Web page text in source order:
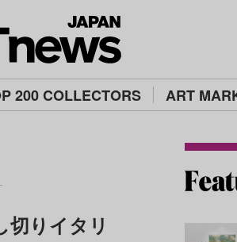
200 COLLECTORS ART
切りイタリ